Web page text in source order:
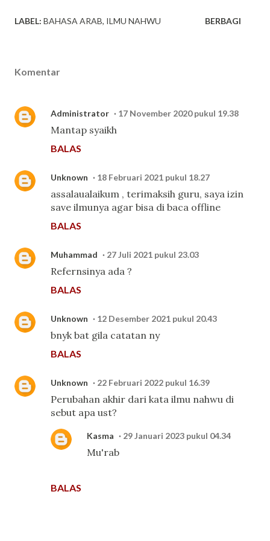
LABEL: BAHASA ARAB ILMU NAHWU BERBAGI
Komentar
Administrator 17 November 2020 pukul 19.38
Mantap syaikh
BALAS
Unknown 18 Februari 2021 pukul 18.27
assalaualaikum , terimaksih guru, saya izin
save ilmunya agar bisa di baca offline
BALAS
Muhammad 27 Juli 2021 pukul 23.03
Refernsinya ada ?
BALAS
Unknown 12 Desember 2021 pukul 20.43
bnyk bat gila catatan ny
BALAS
Unknown 22 Februari 2022 pukul 16.39
Perubahan akhir dari kata ilmu nahwu di
sebut apa ust?
BALAS
Kasma 29 Januari 2023 pukul 04.34
Mu'rab